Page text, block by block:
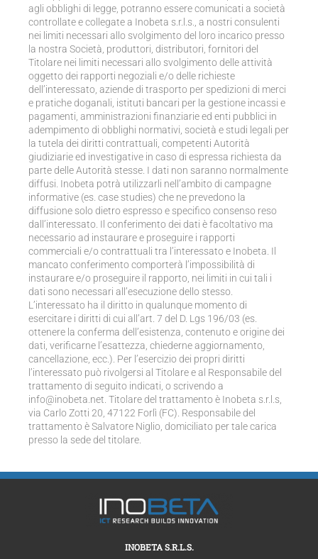
agli obblighi di legge, potranno essere comunicati a società
controllate e collegate a Inobeta s.r.l.s., a nostri consulenti
nei limiti necessari allo svolgimento del loro incarico presso
la nostra Società, produttori, distributori, fornitori del
Titolare nei limiti necessari allo svolgimento delle attività
oggetto dei rapporti negoziali e/o delle richieste
dell’interessato, aziende di trasporto per spedizioni di merci
e pratiche doganali, istituti bancari per la gestione incassi e
pagamenti, amministrazioni finanziarie ed enti pubblici in
adempimento di obblighi normativi, società e studi legali per
la tutela dei diritti contrattuali, competenti Autorità
giudiziarie ed investigative in caso di espressa richiesta da
parte delle Autorità stesse. I dati non saranno normalmente
diffusi. Inobeta potrà utilizzarli nell’ambito di campagne
informative (es. case studies) che ne prevedono la
diffusione solo dietro espresso e specifico consenso reso
dall’interessato. Il conferimento dei dati è facoltativo ma
necessario ad instaurare e proseguire i rapporti
commerciali e/o contrattuali tra l’interessato e Inobeta. Il
mancato conferimento comporterà l’impossibilità di
instaurare e/o proseguire il rapporto, nei limiti in cui tali i
dati sono necessari all’esecuzione dello stesso.
L’interessato ha il diritto in qualunque momento di
esercitare i diritti di cui all’art. 7 del D. Lgs 196/03 (es.
ottenere la conferma dell’esistenza, contenuto e origine dei
dati, verificarne l’esattezza, chiederne aggiornamento,
cancellazione, ecc.). Per l’esercizio dei propri diritti
l’interessato può rivolgersi al Titolare e al Responsabile del
trattamento di seguito indicati, o scrivendo a
info@inobeta.net. Titolare del trattamento è Inobeta s.r.l.s,
via Carlo Zotti 20, 47122 Forlì (FC). Responsabile del
trattamento è Salvatore Niglio, domiciliato per tale carica
presso la sede del titolare.
INOBETA S.R.L.S.